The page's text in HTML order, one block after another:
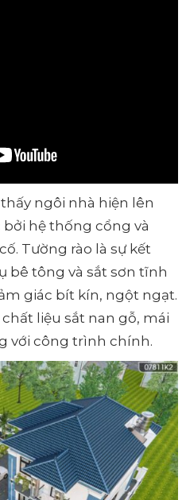
ngôi nhà hiện lên
hệ thống cổng và
Tường rào là sự kết
bê tông và sắt sơn tĩnh
giác bít kín, ngột ngạt.
liệu sắt nan gỗ, mái
với công trình chính.